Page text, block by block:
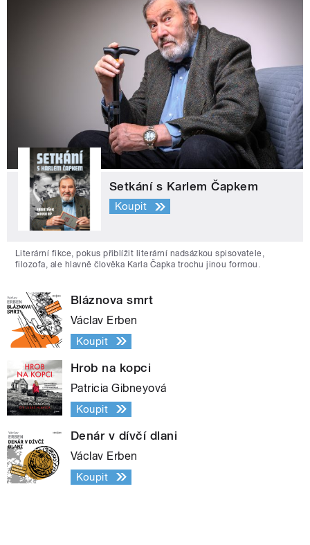
Setkání s Karlem Čapkem
Koupit
Literární fikce, pokus přiblížit literární nadsázkou spisovatele,
filozofa, ale hlavně člověka Karla Čapka trochu jinou formou.
Bláznova smrt
Václav Erben
Koupit
Hrob na kopci
Patricia Gibneyová
Koupit
Denár v dívčí dlani
Václav Erben
Koupit